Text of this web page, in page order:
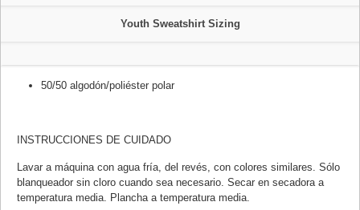
Youth Sweatshirt Sizing
50/50 algodón/poliéster polar
INSTRUCCIONES DE CUIDADO
Lavar a máquina con agua fría, del revés, con colores similares. Sólo
blanqueador sin cloro cuando sea necesario. Secar en secadora a
temperatura media. Plancha a temperatura media.